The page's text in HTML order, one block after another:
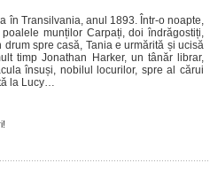
în Transilvania, anul 1893. Într-o noapte,
munților Carpați, doi îndrăgostiți,
spre casă, Tania e urmărită și ucisă
timp Jonathan Harker, un tânăr librar,
însuși, nobilul locurilor, spre al cărui
la Lucy…